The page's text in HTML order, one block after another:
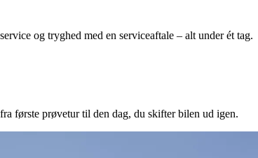
og tryghed med en serviceaftale – alt under ét tag.
første prøvetur til den dag, du skifter bilen ud igen.